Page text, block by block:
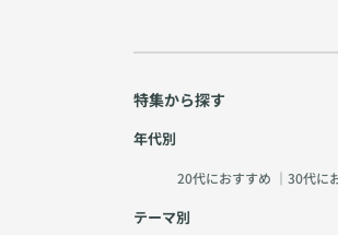
特集から探す
年代別
20代におすすめ ｜ 30代に
テーマ別